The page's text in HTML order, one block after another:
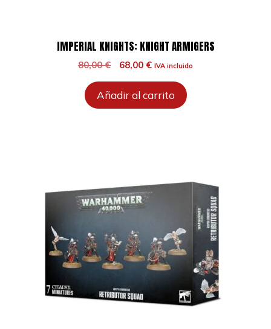
IMPERIAL KNIGHTS: KNIGHT ARMIGERS
80,00€
El
original
era:
68,00 €El
actual
es:
IVA incluido
Añadir al carrito